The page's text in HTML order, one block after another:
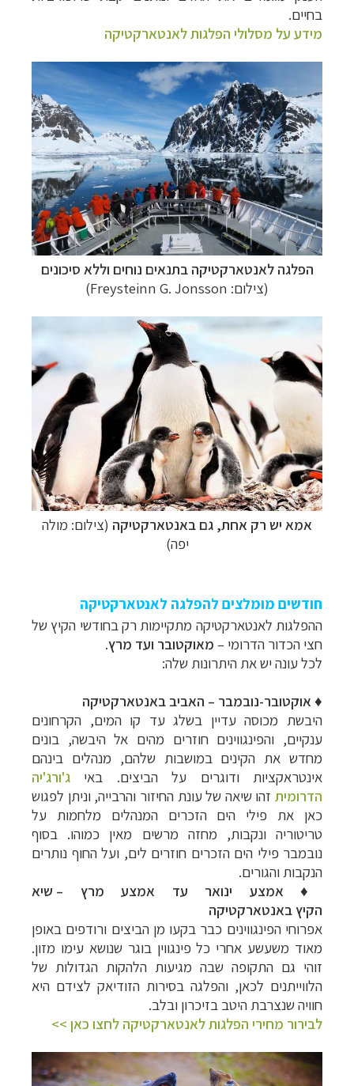
בחיים.
מידע על מסלולי הפלגות לאנטארקטיקה
הפלגה לאנטארקטיקה בתנאים נוחים וללא סיכונים
(צילום: Freysteinn G. Jonsson)
אמא יש רק אחת, גם באנטארקטיקה (צילום: מולה
יפה)
חודשים מומלצים להפלגה לאנטארקטיקה
ההפלגות לאנטארקטיקה מתקיימות רק בחודשי הקיץ של
חצי הכדור הדרומי – מאוקטובר ועד מרץ.
לכל עונה יש את היתרונות שלה:
♦ אוקטובר-נובמבר – האביב באנטארקטיקה
היבשת מכוסה עדיין בשלג עד קו המים, הקרחונים
ענקיים, והפינגווינים חוזרים מהים אל היבשה, בונים
מחדש את הקינים במושבות שלהם, מנהלים בינהם
אינטראקציות ודוגרים על הביצים. באי ג'ורג'יה
הדרומית זהו שיאה של עונת החיזור והרבייה, וניתן לפגוש
כאן את פילי הים הזכרים המנהלים מלחמות על
טריטוריה ונקבות, מחזה מרשים מאין כמוהו. בסוף
נובמבר פילי הים הזכרים חוזרים לים, ועל החוף נותרים
הנקבות והגורים.
♦ אמצע ינואר עד אמצע מרץ – שיא
הקיץ באנטארקטיקה
אפרוחי הפינגווינים כבר בקעו מן הביצים ורודפים באופן
מאוד משעשע אחרי כל פינגווין בוגר שנושא עימו מזון.
זוהי גם התקופה שבה מגיעות הלהקות הגדולות של
הלווייתנים לכאן, והפלגה בסירות הזודיאק לצידם היא
חוויה שנצרבת היטב בזיכרון ובלב.
לבירור מחירי הפלגות לאנטארקטיקה לחצו כאן >>
הפלגות לאנטארקטיקהלחצו לקבלת כל האפשרויות